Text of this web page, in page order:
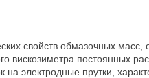
свойств обмазочных масс,
вискозиметра постоянных
на электродные прутки,